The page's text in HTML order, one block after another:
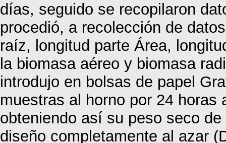
días, seguido se recopilaron
procedió, a recolección de
raíz, longitud parte Área,
la biomasa aéreo y biomasa
introdujo en bolsas de papel
muestras al horno por 24 horas
obteniendo así su peso seco
diseño completamente al azar